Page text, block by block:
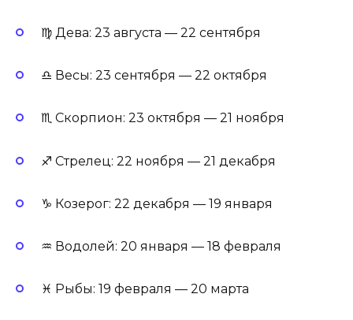
♍ Дева: 23 августа — 22 сентября
♎ Весы: 23 сентября — 22 октября
♏ Скорпион: 23 октября — 21 ноября
♐ Стрелец: 22 ноября — 21 декабря
♑ Козерог: 22 декабря — 19 января
♒ Водолей: 20 января — 18 февраля
♓ Рыбы: 19 февраля — 20 марта